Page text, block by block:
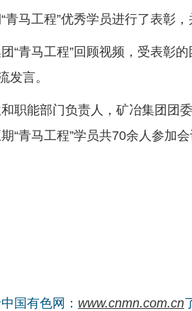
马工程”优秀学员进行了表彰，
“青马工程”回顾视频，受表彰
发言。
职能部门负责人，矿冶集团团
“青马工程”学员共70余人参加会
国有色网： www.cnmn.com.cn